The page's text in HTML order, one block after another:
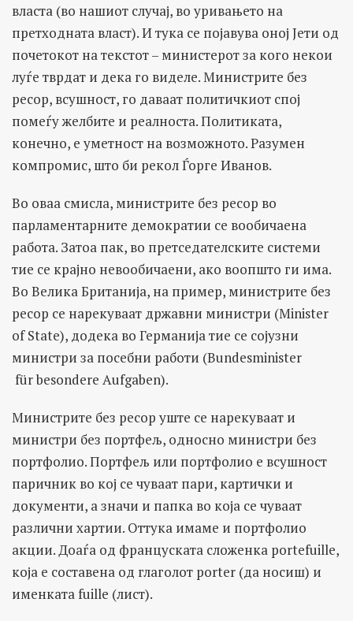
власта (во нашиот случај, во уривањето на
претходната власт). И тука се појавува оној Јети од
почетокот на текстот – министерот за кого некои
луѓе тврдат и дека го виделе. Министрите без
ресор, всушност, го даваат политичкиот спој
помеѓу желбите и реалноста. Политиката,
конечно, е уметност на возможното. Разумен
компромис, што би рекол Ѓорге Иванов.
Во оваа смисла, министрите без ресор во
парламентарните демократии се вообичаена
работа. Затоа пак, во претседателските системи
тие се крајно невообичаени, ако воопшто ги има.
Во Велика Британија, на пример, министрите без
ресор се нарекуваат државни министри (Minister
of State), додека во Германија тие се сојузни
министри за посебни работи (Bundesminister
fürbesondere Aufgaben).
Министрите без ресор уште се нарекуваат и
министри без портфељ, односно министри без
портфолио. Портфељ или портфолио е всушност
паричник во кој се чуваат пари, картички и
документи, а значи и папка во која се чуваат
различни хартии. Оттука имаме и портфолио
акции. Доаѓа од француската сложенка portefuille,
која е составена од глаголот porter (да носиш) и
именката fuille (лист).